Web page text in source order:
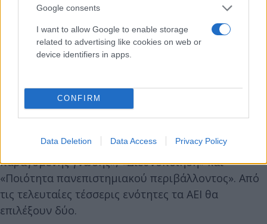
Google consents
I want to allow Google to enable storage
related to advertising like cookies on web or
device identifiers in apps.
CONFIRM
Data Deletion Data Access Privacy Policy
Χρηματοδότηση πανεπιστημίων: Ποιες
είναι οι πέντε ενότητες
ενότητα που είναι υποχρεωτική για όλα τα ΑΕΙ,
«Αριστεία στην έρευνα και επιδόσεις του
κοινωνία, την αγορά εργασίας, και αξιοποίηση της
παραγόμενης γνώσης», «Διεθνοποίηση» και
«Ποιότητα πανεπιστημιακού περιβάλλοντος». Από
τις τελευταίες τέσσερις ενότητες τα ΑΕΙ θα
επιλέξουν δύο.